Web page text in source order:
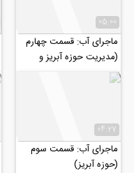
05:00
ماجرای آب: قسمت چهارم
(مدیریت حوزه آبریز و
تعریف خشکسالی)
04:27
ماجرای آب: قسمت سوم
(حوزه آبریز)